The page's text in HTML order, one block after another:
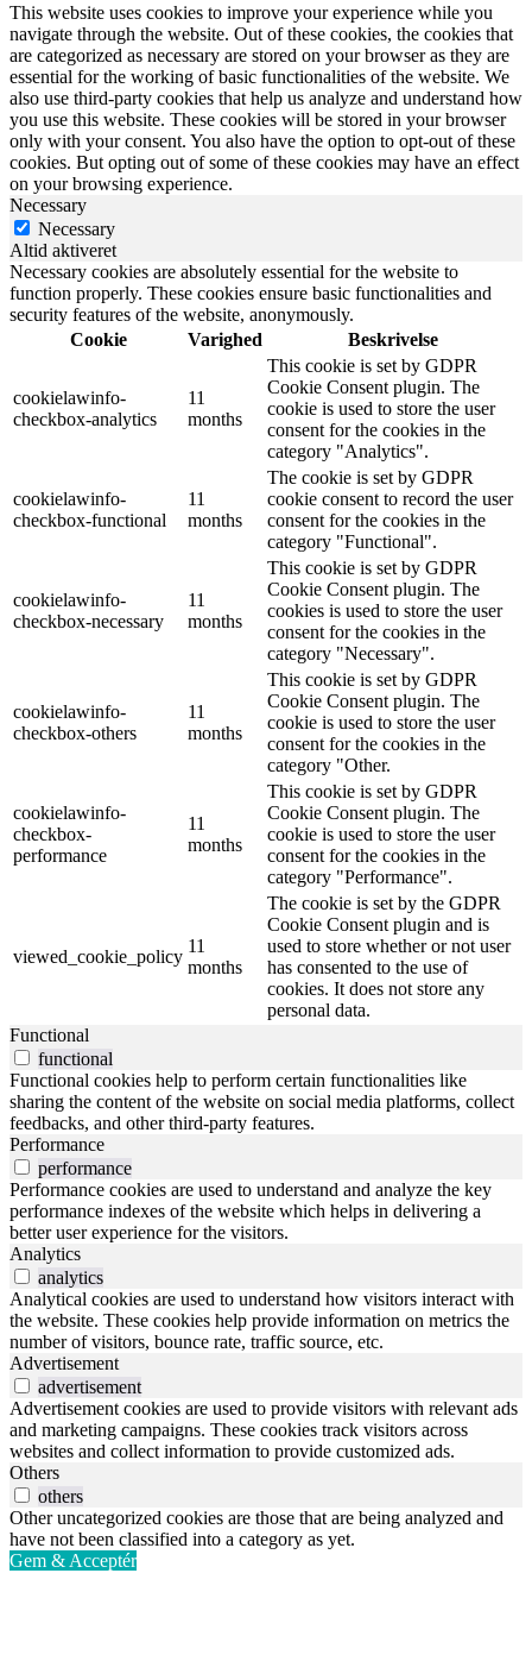
This website uses cookies to improve your experience while you
navigate through the website. Out of these cookies, the cookies that
are categorized as necessary are stored on your browser as they are
essential for the working of basic functionalities of the website. We
also use third-party cookies that help us analyze and understand how
you use this website. These cookies will be stored in your browser
only with your consent. You also have the option to opt-out of these
cookies. But opting out of some of these cookies may have an effect
on your browsing experience.
Necessary
Necessary
Altid aktiveret
Necessary cookies are absolutely essential for the website to
function properly. These cookies ensure basic functionalities and
security features of the website, anonymously.
Cookie
Varighed Beskrivelse
cookielawinfo-
checkbox-analytics
11
months
This cookie is set by GDPR
Cookie Consent plugin. The
cookie is used to store the user
consent for the cookies in the
category "Analytics".
cookielawinfo-
checkbox-functional
11
months
The cookie is set by GDPR
cookie consent to record the user
consent for the cookies in the
category "Functional".
cookielawinfo-
checkbox-necessary
11
months
This cookie is set by GDPR
Cookie Consent plugin. The
cookies is used to store the user
consent for the cookies in the
category "Necessary".
cookielawinfo-
checkbox-others
11
months
This cookie is set by GDPR
Cookie Consent plugin. The
cookie is used to store the user
consent for the cookies in the
category "Other.
cookielawinfo-
checkbox-
performance
11
months
This cookie is set by GDPR
Cookie Consent plugin. The
cookie is used to store the user
consent for the cookies in the
category "Performance".
viewed_cookie_policy
11
months
The cookie is set by the GDPR
Cookie Consent plugin and is
used to store whether or not user
has consented to the use of
cookies. It does not store any
personal data.
Functional
functional
Functional cookies help to perform certain functionalities like
sharing the content of the website on social media platforms, collect
feedbacks, and other third-party features.
Performance
performance
Performance cookies are used to understand and analyze the key
performance indexes of the website which helps in delivering a
better user experience for the visitors.
Analytics
analytics
Analytical cookies are used to understand how visitors interact with
the website. These cookies help provide information on metrics the
number of visitors, bounce rate, traffic source, etc.
Advertisement
advertisement
Advertisement cookies are used to provide visitors with relevant ads
and marketing campaigns. These cookies track visitors across
websites and collect information to provide customized ads.
Others
others
Other uncategorized cookies are those that are being analyzed and
have not been classified into a category as yet.
Gem & Acceptér